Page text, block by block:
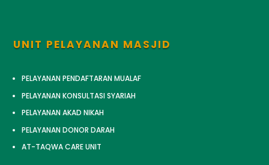
UNIT PELAYANAN MASJID
PELAYANAN PENDAFTARAN MUALAF
PELAYANAN KONSULTASI SYARIAH
PELAYANAN AKAD NIKAH
PELAYANAN DONOR DARAH
AT-TAQWA CARE UNIT